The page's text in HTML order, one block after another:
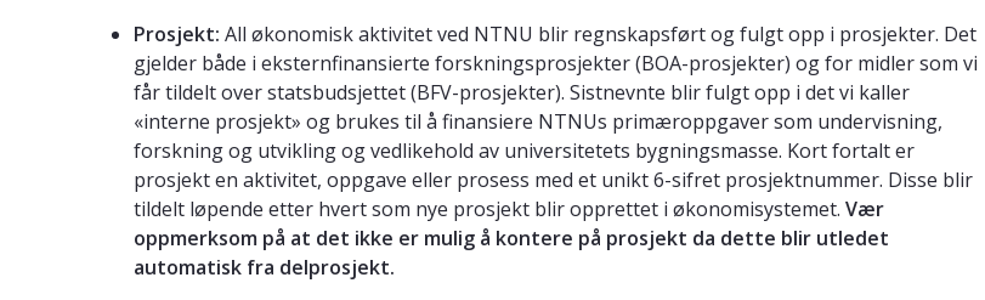
Prosjekt: All økonomisk aktivitet ved NTNU blir regnskapsført og fulgt opp i prosjekter. Det
gjelder både i eksternfinansierte forskningsprosjekter (BOA-prosjekter) og for midler som vi
får tildelt over statsbudsjettet (BFV-prosjekter). Sistnevnte blir fulgt opp i det vi kaller
«interne prosjekt» og brukes til å finansiere NTNUs primæroppgaver som undervisning,
forskning og utvikling og vedlikehold av universitetets bygningsmasse. Kort fortalt er
prosjekt en aktivitet, oppgave eller prosess med et unikt 6-sifret prosjektnummer. Disse blir
tildelt løpende etter hvert som nye prosjekt blir opprettet i økonomisystemet. Vær
oppmerksom på at det ikke er mulig å kontere på prosjekt da dette blir utledet
automatisk fra delprosjekt.